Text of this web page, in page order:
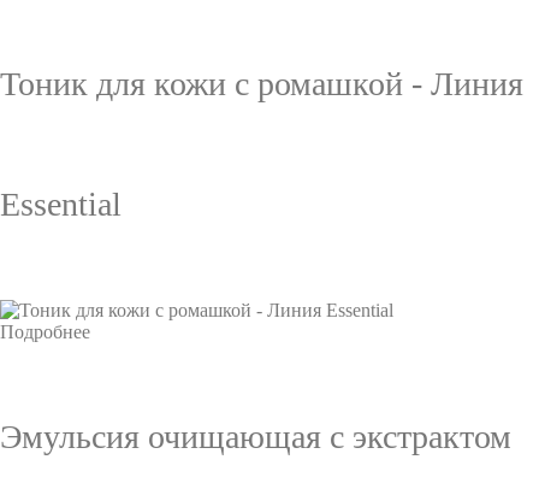
Тоник для кожи с ромашкой - Линия
Essential
Подробнее
Эмульсия очищающая с экстрактом